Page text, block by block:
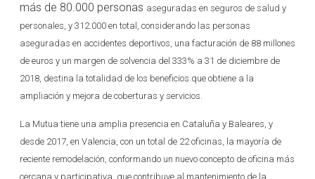
más de 80.000 personas aseguradas en seguros de salud y
personales, y 312.000 en total, considerando las personas
aseguradas en accidentes deportivos, una facturación de 88 millones
de euros y un margen de solvencia del 333% a 31 de diciembre de
2018, destina la totalidad de los beneficios que obtiene a la
ampliación y mejora de coberturas y servicios.
La Mutua tiene una amplia presencia en Cataluña y Baleares, y
desde 2017, en Valencia, con un total de 22 oficinas, la mayoría de
reciente remodelación, conformando un nuevo concepto de oficina más
cercana y participativa, que contribuye al mantenimiento de la